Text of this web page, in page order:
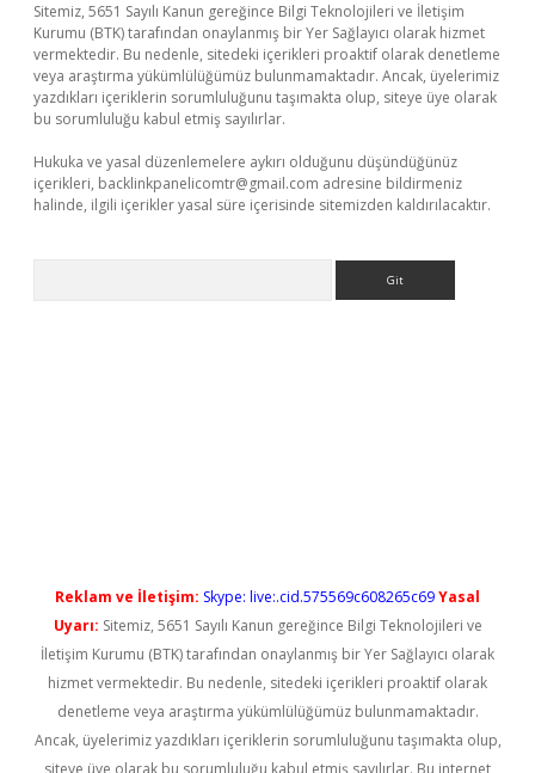
Sitemiz, 5651 Sayılı Kanun gereğince Bilgi Teknolojileri ve İletişim
Kurumu (BTK) tarafından onaylanmış bir Yer Sağlayıcı olarak hizmet
vermektedir. Bu nedenle, sitedeki içerikleri proaktif olarak denetleme
veya araştırma yükümlülüğümüz bulunmamaktadır. Ancak, üyelerimiz
yazdıkları içeriklerin sorumluluğunu taşımakta olup, siteye üye olarak
bu sorumluluğu kabul etmiş sayılırlar.
Hukuka ve yasal düzenlemelere aykırı olduğunu düşündüğünüz
içerikleri, backlinkpanelicomtr@gmail.com adresine bildirmeniz
halinde, ilgili içerikler yasal süre içerisinde sitemizden kaldırılacaktır.
Reklam ve İletişim: Skype: live:.cid.575569c608265c69Yasal
Uyarı: Sitemiz, 5651 Sayılı Kanun gereğince Bilgi Teknolojileri ve
İletişim Kurumu (BTK) tarafından onaylanmış bir Yer Sağlayıcı olarak
hizmet vermektedir. Bu nedenle, sitedeki içerikleri proaktif olarak
denetleme veya araştırma yükümlülüğümüz bulunmamaktadır.
Ancak, üyelerimiz yazdıkları içeriklerin sorumluluğunu taşımakta olup,
siteye üye olarak bu sorumluluğu kabul etmiş sayılırlar. Bu internet